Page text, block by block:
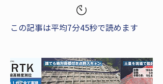
この記事は平均7分45秒で読めます